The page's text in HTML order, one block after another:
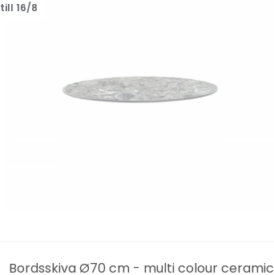
till 16/8
Bordsskiva Ø70 cm - multi colour ceramic